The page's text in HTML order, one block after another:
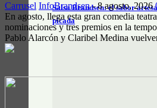
Salsa Brandsen: el sabor
picada
Carrusel InfoBrandsen - 8 agosto, 2026
En agosto, llega esta gran comedia
nominaciones y tres premios en la
Pablo Alarcón y Claribel Medina